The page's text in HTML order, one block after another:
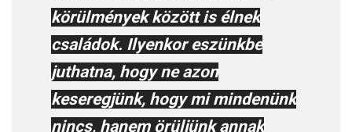
körülmények között is élnek
családok. Ilyenkor eszünkbe
juthatna, hogy ne azon
keseregjünk, hogy mi mindenünk
nincs, hanem örüljünk annak